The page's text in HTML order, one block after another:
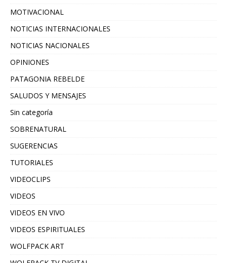
MOTIVACIONAL
NOTICIAS INTERNACIONALES
NOTICIAS NACIONALES
OPINIONES
PATAGONIA REBELDE
SALUDOS Y MENSAJES
Sin categoría
SOBRENATURAL
SUGERENCIAS
TUTORIALES
VIDEOCLIPS
VIDEOS
VIDEOS EN VIVO
VIDEOS ESPIRITUALES
WOLFPACK ART